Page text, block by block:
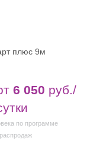
6 050 руб./
по программе